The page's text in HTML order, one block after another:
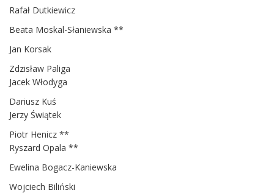
Rafał Dutkiewicz
Beata Moskal-Słaniewska **
Jan Korsak
Zdzisław Paliga
Jacek Włodyga
Dariusz Kuś
Jerzy Świątek
Piotr Henicz **
Ryszard Opala **
Ewelina Bogacz-Kaniewska
Wojciech Biliński